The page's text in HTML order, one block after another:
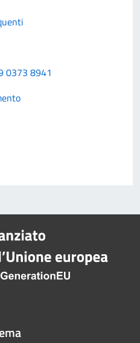
0373 8941